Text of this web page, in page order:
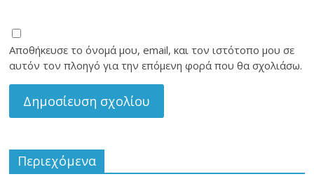
Αποθήκευσε το όνομά μου, email, και τον ιστότοπο μου σε
αυτόν τον πλοηγό για την επόμενη φορά που θα σχολιάσω.
Περιεχόμενα